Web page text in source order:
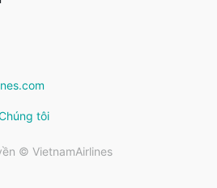
tôi
© VietnamAirlines